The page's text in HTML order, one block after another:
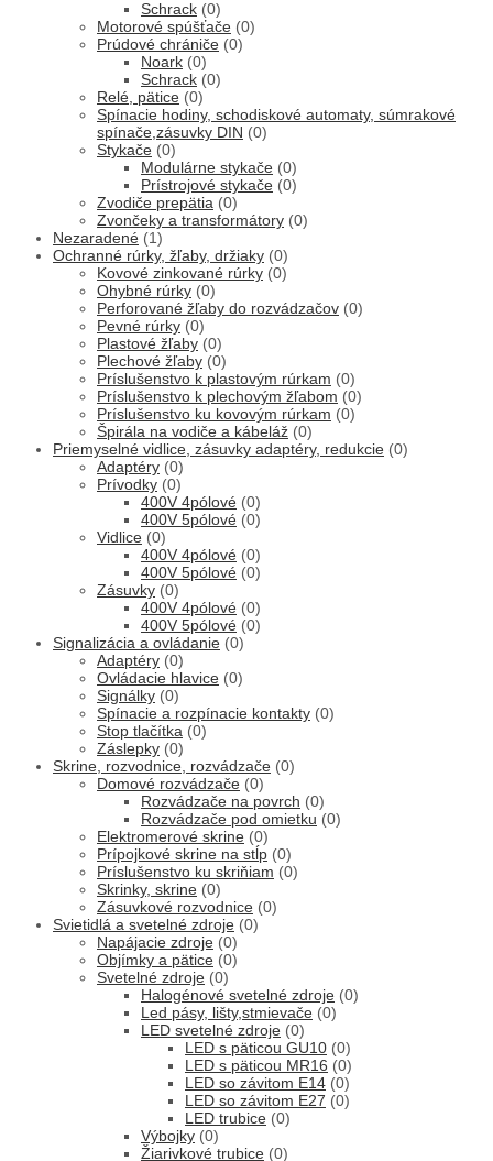
Schrack (0)
Motorové spúšťače (0)
Prúdové chrániče (0)
Noark (0)
Schrack (0)
Relé, pätice (0)
Spínacie hodiny, schodiskové automaty, súmrakové
spínače,zásuvky DIN (0)
Stykače (0)
Modulárne stykače (0)
Prístrojové stykače (0)
Zvodiče prepätia (0)
Zvončeky a transformátory (0)
Nezaradené (1)
Ochranné rúrky, žľaby, držiaky (0)
Kovové zinkované rúrky (0)
Ohybné rúrky (0)
Perforované žľaby do rozvádzačov (0)
Pevné rúrky (0)
Plastové žľaby (0)
Plechové žľaby (0)
Príslušenstvo k plastovým rúrkam (0)
Príslušenstvo k plechovým žľabom (0)
Príslušenstvo ku kovovým rúrkam (0)
Špirála na vodiče a kábeláž (0)
Priemyselné vidlice, zásuvky adaptéry, redukcie (0)
Adaptéry (0)
Prívodky (0)
400V 4pólové (0)
400V 5pólové (0)
Vidlice (0)
400V 4pólové (0)
400V 5pólové (0)
Zásuvky (0)
400V 4pólové (0)
400V 5pólové (0)
Signalizácia a ovládanie (0)
Adaptéry (0)
Ovládacie hlavice (0)
Signálky (0)
Spínacie a rozpínacie kontakty (0)
Stop tlačítka (0)
Záslepky (0)
Skrine, rozvodnice, rozvádzače (0)
Domové rozvádzače (0)
Rozvádzače na povrch (0)
Rozvádzače pod omietku (0)
Elektromerové skrine (0)
Prípojkové skrine na stĺp (0)
Príslušenstvo ku skriňiam (0)
Skrinky, skrine (0)
Zásuvkové rozvodnice (0)
Svietidlá a svetelné zdroje (0)
Napájacie zdroje (0)
Objímky a pätice (0)
Svetelné zdroje (0)
Halogénové svetelné zdroje (0)
Led pásy, lišty,stmievače (0)
LED svetelné zdroje (0)
LED s päticou GU10 (0)
LED s päticou MR16 (0)
LED so závitom E14 (0)
LED so závitom E27 (0)
LED trubice (0)
Výbojky (0)
Žiarivkové trubice (0)